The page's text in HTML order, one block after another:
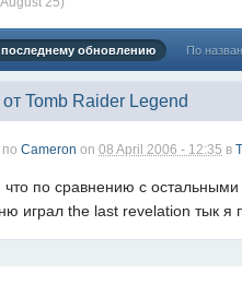
обновлению По
Tomb Raider Legend
поCameron on08 April 2006 - 12:35 в
по сравнению с
играл the last revelation тык я